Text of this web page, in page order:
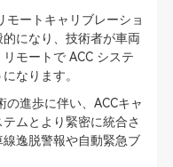
ートキャリブレーショ
になり、技術者が車両
モートで ACC システ
なります。
進歩に伴い、ACCキャ
ムとより緊密に統合さ
逸脱警報や自動緊急ブ